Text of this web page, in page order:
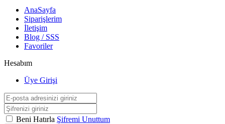
AnaSayfa
Siparişlerim
İletişim
Blog / SSS
Favoriler
Hesabım
Üye Girişi
Beni Hatırla Şifremi Unuttum